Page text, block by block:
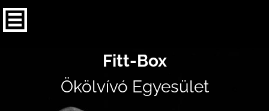
Fitt-Box
Ökölvívó Egyesület